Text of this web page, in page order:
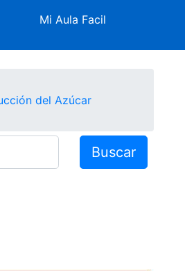
Mi Aula Facil
del Azúcar
Buscar